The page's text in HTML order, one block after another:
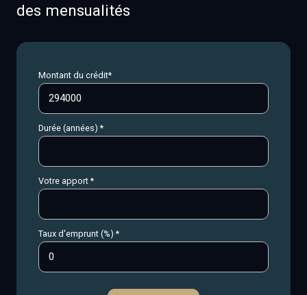
des mensualités
Montant du crédit*
Durée (années) *
Votre apport *
Taux d'emprunt (%) *